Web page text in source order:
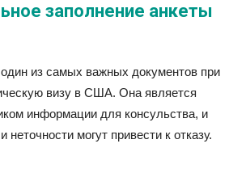
заполнение анкеты
из самых важных документов при
визу в США. Она является
информации для консульства, и
могут привести к отказу.